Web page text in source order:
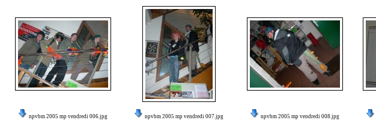
npvbm 2005 mp vendredi 006.jpg npvbm 2005 mp vendredi 007.jpg npvbm 2005 mp vendredi 008.jpg